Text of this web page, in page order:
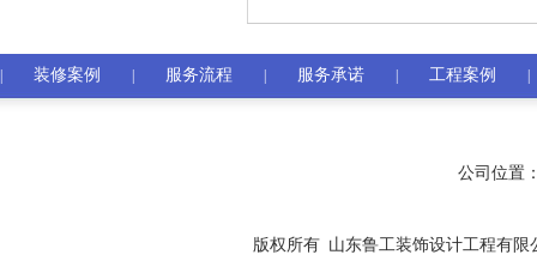
装修案例 服务流程 服务承诺 工程案例
公司位置
版权所有 山东鲁工装饰设计工程有限